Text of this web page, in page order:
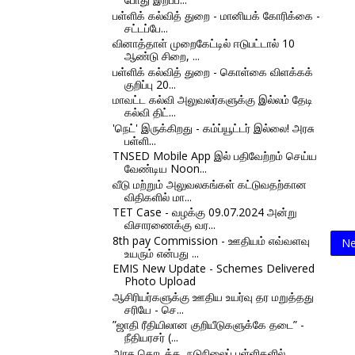
பள்ளிக் கல்வித் துறை - மானியக் கோரிக்கை -
சட்டப்பே...
வினாத்தாள் முறைகேட்டில் ஈடுபட்டால் 10
ஆண்டு சிறை, ...
பள்ளிக் கல்வித் துறை - கொள்கை விளக்கக்
குறிப்பு 20...
மாவட்ட கல்வி அலுவலர்களுக்கு இல்லம் தேடி
கல்வி திட்...
'நெட்' இருக்கிறது - கம்ப்யூட்டர் இல்லை! அரசு
பள்ளி...
TNSED Mobile App இல் பதிவேற்றம் செய்ய
வேண்டிய Noon...
வீடு மற்றும் அலுவலகங்கள் கட்டுவதற்கான
விதிகளில் மா...
TET Case - வழக்கு 09.07.2024 அன்று
விசாரணைக்கு வர...
8th pay Commission - ஊதியம் எவ்வளவு
உயரும் என்பது ...
EMIS New Update - Schemes Delivered
Photo Upload
ஆசிரியர்களுக்கு ஊதிய உயர்வு தர மறுத்தது
சரியே - செ...
”ஜாதி ரீதியிலான குறியீடுகளுக்கே தடை” -
நீதியரசர் (...